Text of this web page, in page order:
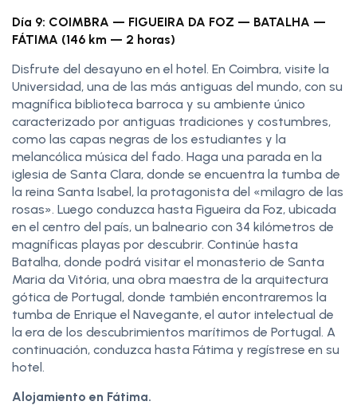
Día 9: COIMBRA — FIGUEIRA DA FOZ — BATALHA —
FÁTIMA (146 km — 2 horas)
Disfrute del desayuno en el hotel. En Coimbra, visite la
Universidad, una de las más antiguas del mundo, con su
magnífica biblioteca barroca y su ambiente único
caracterizado por antiguas tradiciones y costumbres,
como las capas negras de los estudiantes y la
melancólica música del fado. Haga una parada en la
iglesia de Santa Clara, donde se encuentra la tumba de
la reina Santa Isabel, la protagonista del «milagro de las
rosas». Luego conduzca hasta Figueira da Foz, ubicada
en el centro del país, un balneario con 34 kilómetros de
magníficas playas por descubrir. Continúe hasta
Batalha, donde podrá visitar el monasterio de Santa
Maria da Vitória, una obra maestra de la arquitectura
gótica de Portugal, donde también encontraremos la
tumba de Enrique el Navegante, el autor intelectual de
la era de los descubrimientos marítimos de Portugal. A
continuación, conduzca hasta Fátima y regístrese en su
hotel.
Alojamiento en Fátima.